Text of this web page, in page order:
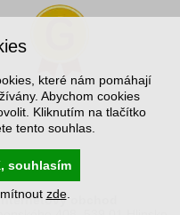
obchod
které nám pomáhají
Abychom cookies
Kliknutím na tlačítko
tento souhlas.
souhlasím
zde.